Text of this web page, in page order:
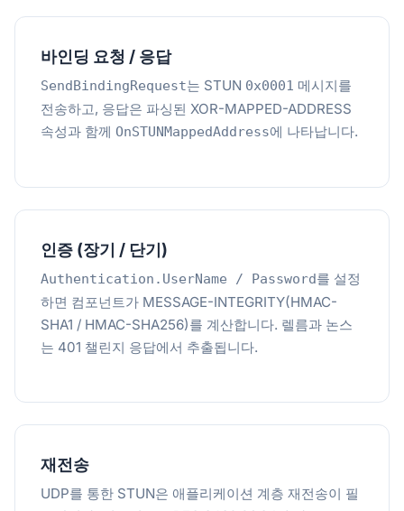
바인딩 요청 / 응답
SendBindingRequest는 STUN 0x0001 메시지를
전송하고, 응답은 파싱된 XOR-MAPPED-ADDRESS
속성과 함께 OnSTUNMappedAddress에 나타납니다.
인증 (장기 / 단기)
Authentication.UserName / Password를 설정
하면 컴포넌트가 MESSAGE-INTEGRITY(HMAC-
SHA1 / HMAC-SHA256)를 계산합니다. 렐름과 논스
는 401 챌린지 응답에서 추출됩니다.
재전송
UDP를 통한 STUN은 애플리케이션 계층 재전송이 필